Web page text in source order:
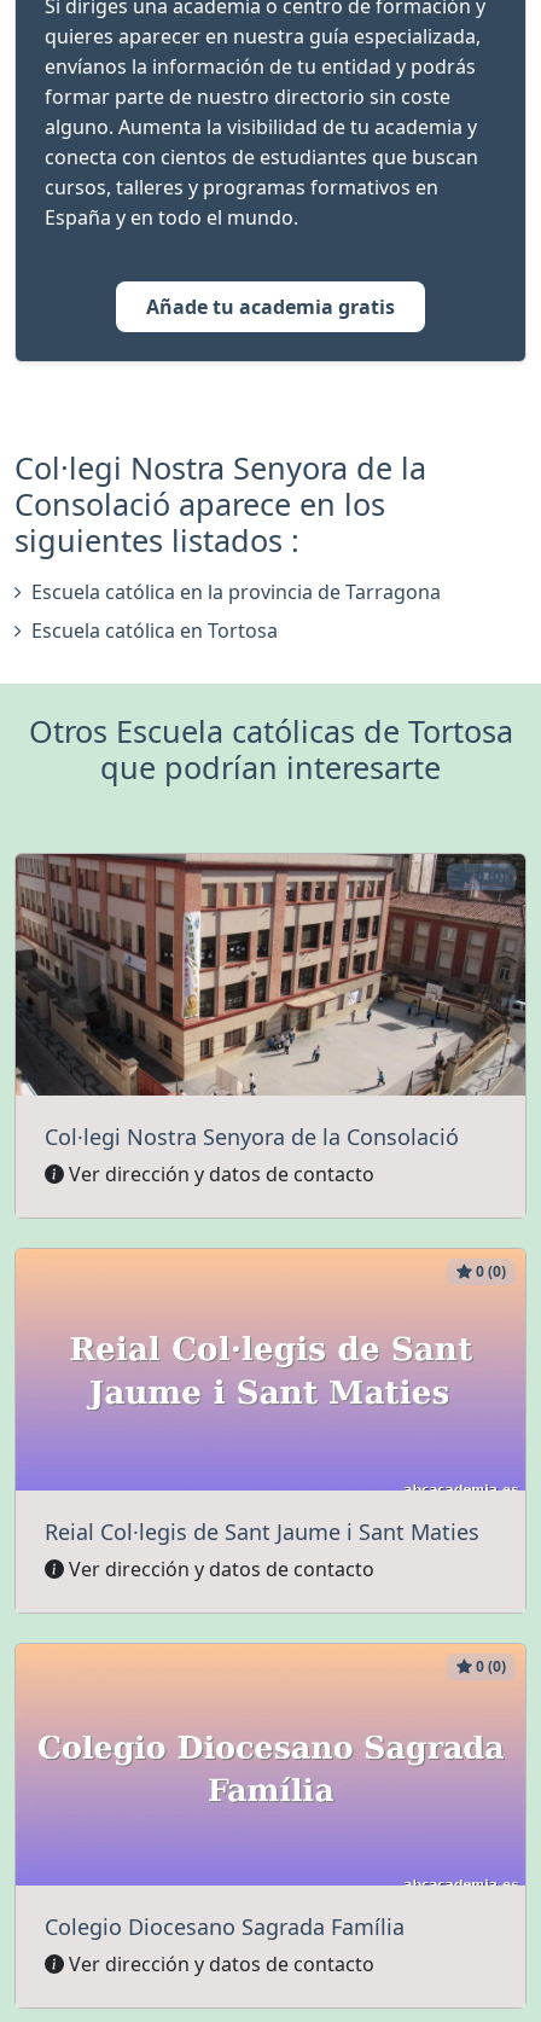
Si diriges una academia o centro de formación y
quieres aparecer en nuestra guía especializada,
envíanos la información de tu entidad y podrás
formar parte de nuestro directorio sin coste
alguno. Aumenta la visibilidad de tu academia y
conecta con cientos de estudiantes que buscan
cursos, talleres y programas formativos en
España y en todo el mundo.
Añade tu academia gratis
Col·legi Nostra Senyora de la
Consolació aparece en los
siguientes listados :
Escuela católica en la provincia de Tarragona
Escuela católica en Tortosa
Otros Escuela católicas de Tortosa
que podrían interesarte
0 (0)
Col·legi Nostra Senyora de la Consolació
Ver dirección y datos de contacto
0 (0)
Reial Col·legis de Sant Jaume i Sant Maties
Ver dirección y datos de contacto
0 (0)
Colegio Diocesano Sagrada Família
Ver dirección y datos de contacto